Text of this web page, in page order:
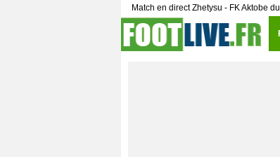
Match en direct Zhetysu - FK Aktobe